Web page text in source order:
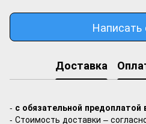
Написать
Доставка
- с обязательной предоплатой
- Стоимость доставки –